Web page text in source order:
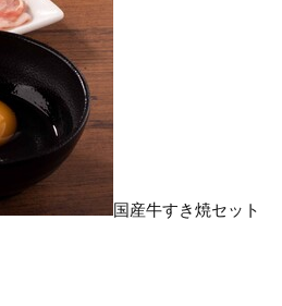
国産牛すき焼セット